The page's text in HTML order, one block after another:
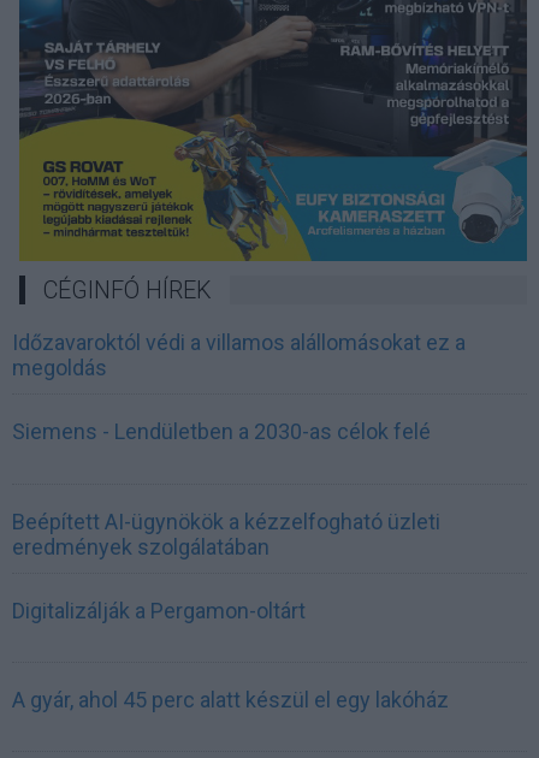
CÉGINFÓ HÍREK
Időzavaroktól védi a villamos alállomásokat ez a
megoldás
Siemens - Lendületben a 2030-as célok felé
Beépített AI-ügynökök a kézzelfogható üzleti
eredmények szolgálatában
Digitalizálják a Pergamon-oltárt
A gyár, ahol 45 perc alatt készül el egy lakóház